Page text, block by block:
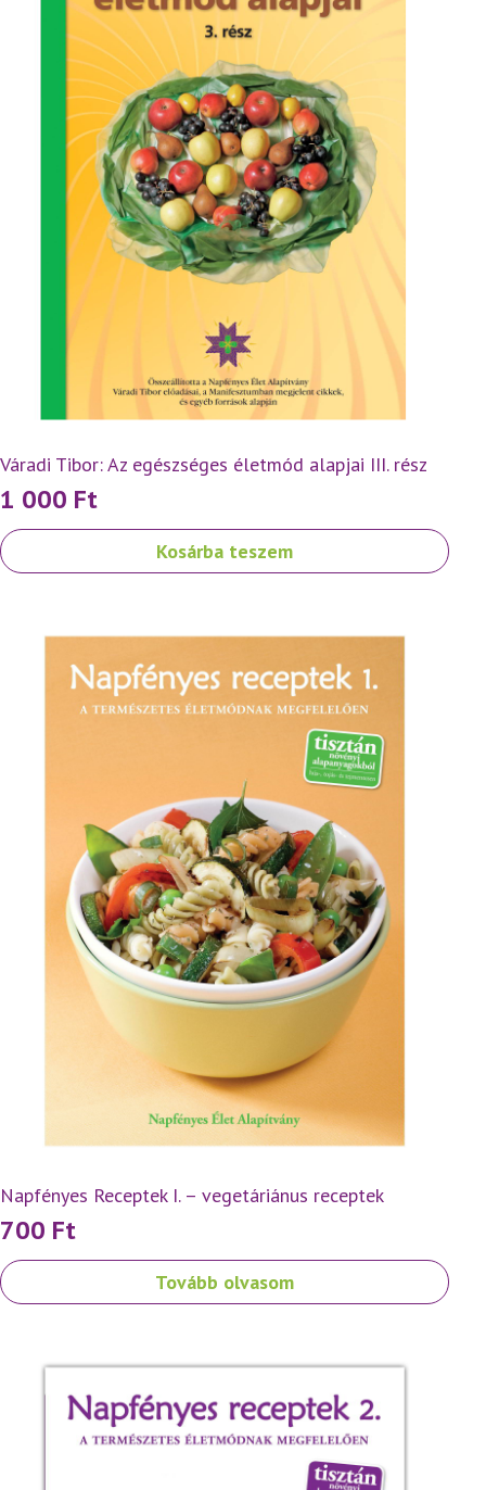
Váradi Tibor: Az egészséges életmód alapjai III. rész
1 000 Ft
Kosárba teszem
Napfényes Receptek I. – vegetáriánus receptek
700 Ft
Tovább olvasom